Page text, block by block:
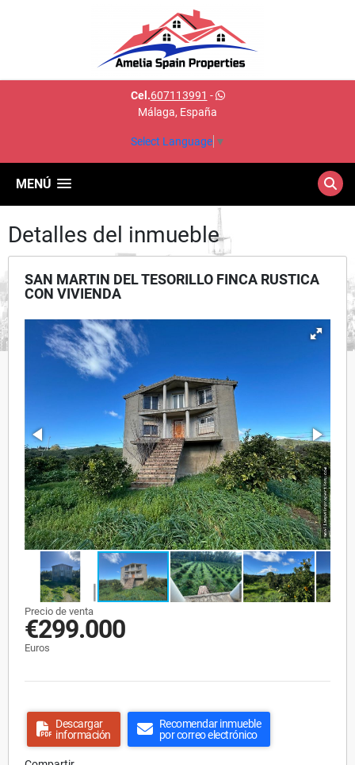
Cel.607113991 -
Málaga, España
Select Language ▼
MENÚ
Detalles del inmueble
SAN MARTIN DEL TESORILLO FINCA RUSTICA
CON VIVIENDA
Precio de venta
€299.000
Euros
Descargar
información
Recomendar inmueble
por correo electrónico